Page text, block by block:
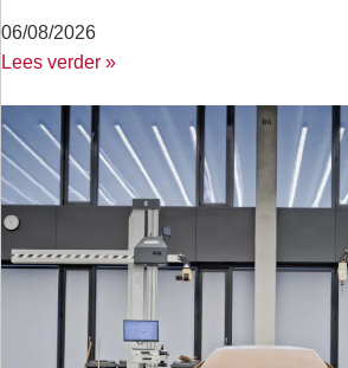
06/08/2026
Lees verder »